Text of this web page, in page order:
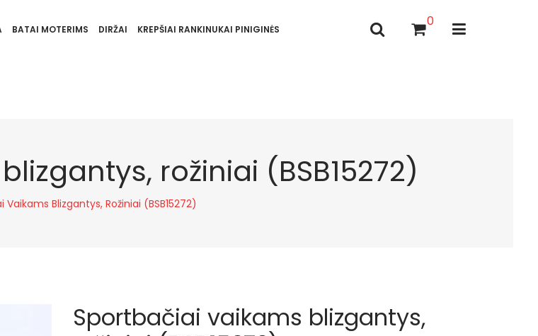
BATAI MOTERIMS DIRŽAI KREPŠIAI RANKINUKAI PINIGINĖS
0
rožiniai (BSB15272)
Blizgantys, Rožiniai (BSB15272)
Sportbačiai vaikams blizgantys,